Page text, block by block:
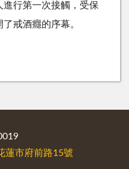
行第一次接觸，受保
戒酒癮的序幕。
蓮市府前路15號